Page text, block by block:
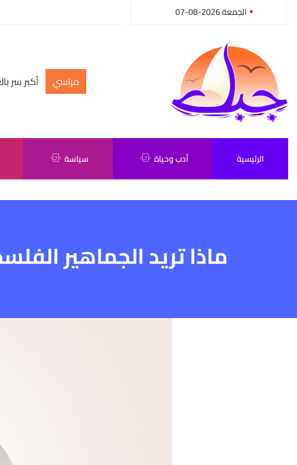
الجمعة 2026-08-07
مراسي أكبر سر
الرئيسية أدب وحياة سياسة
ماذا تريد الجماهير